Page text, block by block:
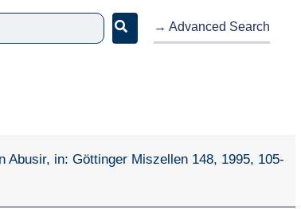
→ Advanced Search
in: Göttinger Miszellen 148, 1995, 105-